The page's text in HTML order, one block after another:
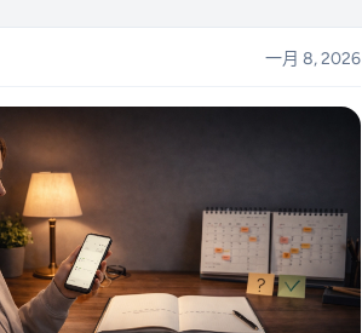
一月 8, 2026